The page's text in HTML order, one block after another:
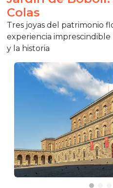
Colas
Tres joyas del patrimonio
experiencia
y la historia